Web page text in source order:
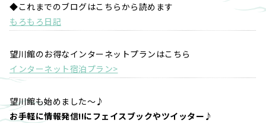
◆これまでのブログはこちらから読めます
もろもろ日記
望川館のお得なインターネットプランはこちら
インターネット宿泊プラン>
望川館も始めました～♪
お手軽に情報発信!!にフェイスブックやツイッター♪